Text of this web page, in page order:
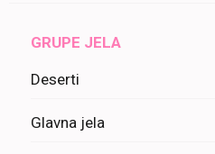
GRUPE JELA
Deserti
Glavna jela